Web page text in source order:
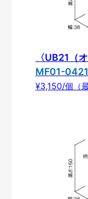
〈UB21（
MF01-
¥3,150/個（